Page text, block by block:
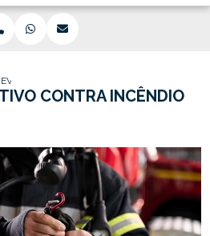
INCENDIO
CONTRA INCÊNDIO